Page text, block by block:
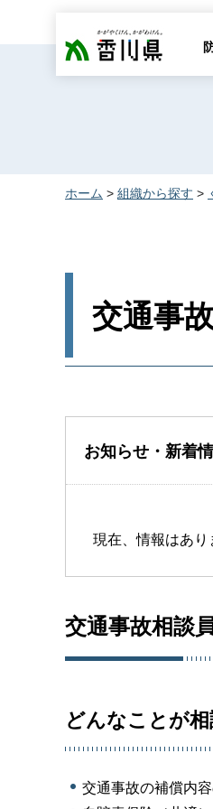
香川県
ホーム > 組織から探す >
交通事
お知らせ・新着
現在、情報はあり
交通事故相談
どんなことが
交通事故の補償内